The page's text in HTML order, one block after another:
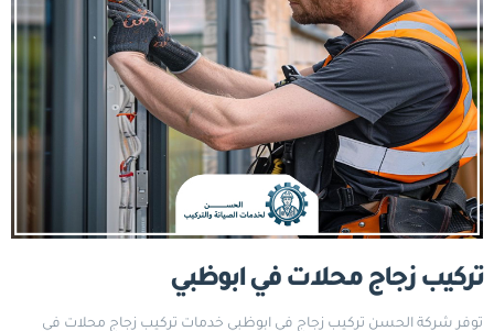
تركيب زجاج محلات في ابوظبي
توفر شركة الحسن تركيب زجاج في ابوظبي خدمات تركيب زجاج محلات في